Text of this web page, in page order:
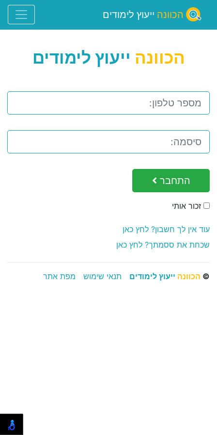
הכוונה ייעוץ לימודים
הכוונה ייעוץ לימודים
התחבר
זכור אותי
עוד אין לך חשבון? לחץ כאן
שכחת את ססמתך? לחץ כאן
© הכוונה ייעוץ לימודים תנאי שימוש מפת אתר